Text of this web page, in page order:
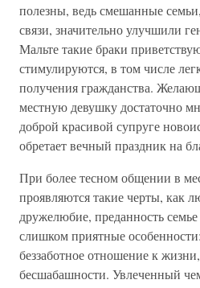
полезны, ведь смешанные
связи, значительно улучшили
Мальте такие браки
стимулируются, в том числе
получения гражданства.
местную девушку достаточно
доброй красивой супруге
обретает вечный праздник на
При более тесном общении в
проявляются такие черты, как
дружелюбие, преданность
слишком приятные
беззаботное отношение к
бесшабашности. Увлеченный